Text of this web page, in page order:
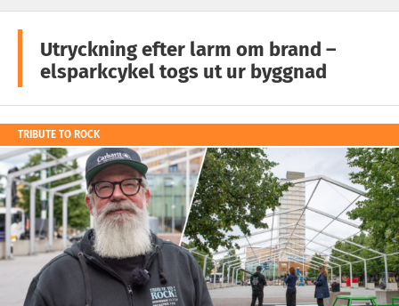
Utryckning efter larm om brand –
elsparkcykel togs ut ur byggnad
TRIBUTE TO ROCK